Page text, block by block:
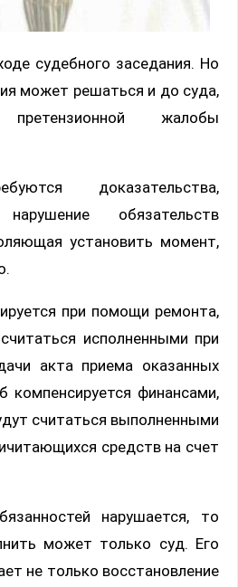
судебного заседания. Но
может решаться и до суда,
жалобы
доказательства,
обязательств
установить момент,
при помощи ремонта,
исполненными при
акта приема оказанных
компенсируется финансами,
считаться выполненными
средств на счет
нарушается, то
может только суд. Его
не только восстановление